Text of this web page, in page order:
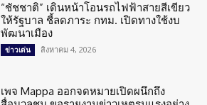
“ชัชชาติ” เดินหน้าโอนรถไฟฟ้าสายสีเขียว
ให้รัฐบาล ชี้ลดภาระ กทม. เปิดทางใช้งบ
พัฒนาเมือง
ข่าวเด่น สิงหาคม 4, 2026
เพจ Mappa ออกจดหมายเปิดผนึกถึง